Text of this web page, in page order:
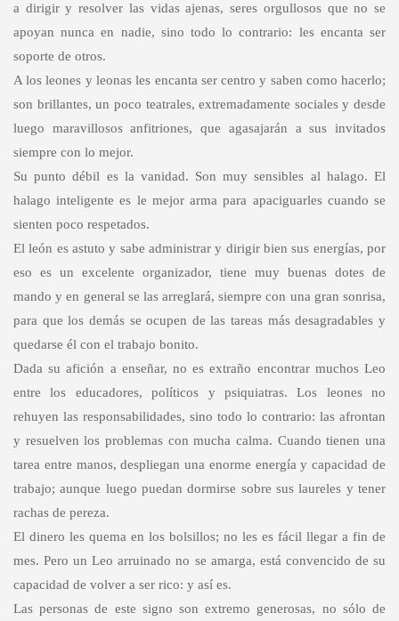
a dirigir y resolver las vidas ajenas, seres orgullosos que no se
apoyan nunca en nadie, sino todo lo contrario: les encanta ser
soporte de otros.
A los leones y leonas les encanta ser centro y saben como hacerlo;
son brillantes, un poco teatrales, extremadamente sociales y desde
luego maravillosos anfitriones, que agasajarán a sus invitados
siempre con lo mejor.
Su punto débil es la vanidad. Son muy sensibles al halago. El
halago inteligente es le mejor arma para apaciguarles cuando se
sienten poco respetados.
El león es astuto y sabe administrar y dirigir bien sus energías, por
eso es un excelente organizador, tiene muy buenas dotes de
mando y en general se las arreglará, siempre con una gran sonrisa,
para que los demás se ocupen de las tareas más desagradables y
quedarse él con el trabajo bonito.
Dada su afición a enseñar, no es extraño encontrar muchos Leo
entre los educadores, políticos y psiquiatras. Los leones no
rehuyen las responsabilidades, sino todo lo contrario: las afrontan
y resuelven los problemas con mucha calma. Cuando tienen una
tarea entre manos, despliegan una enorme energía y capacidad de
trabajo; aunque luego puedan dormirse sobre sus laureles y tener
rachas de pereza.
El dinero les quema en los bolsillos; no les es fácil llegar a fin de
mes. Pero un Leo arruinado no se amarga, está convencido de su
capacidad de volver a ser rico: y así es.
Las personas de este signo son extremo generosas, no sólo de